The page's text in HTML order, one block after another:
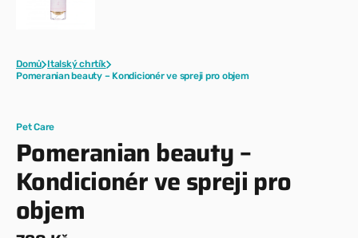
Domů Italský chrtík
Pomeranian beauty – Kondicionér ve spreji pro objem
Pet Care
Pomeranian beauty –
Kondicionér ve spreji pro
objem